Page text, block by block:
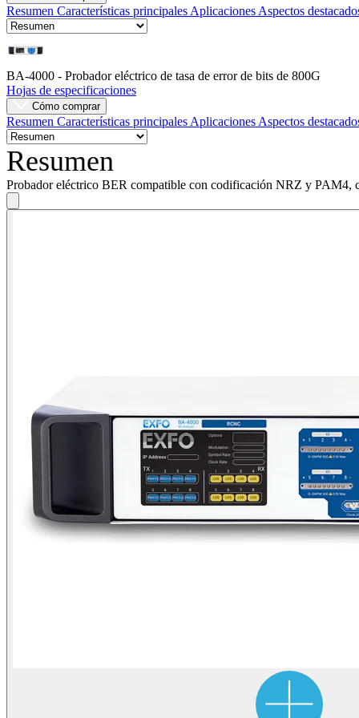
Empresa
Socios
Proveedores
Resumen Características principales Aplicaciones Aspectos
BA-4000 - Probador eléctrico de tasa de error de bits de 800G
Hojas de especificaciones
Cómo comprar
Resumen Características principales Aplicaciones Aspectos
Resumen
Probador eléctrico BER compatible con codificación NRZ y PAM4,